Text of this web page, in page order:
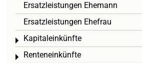
Ersatzleistungen Ehemann
Ersatzleistungen Ehefrau
Kapitaleinkünfte
Toggle menu
Renteneinkünfte
Toggle menu